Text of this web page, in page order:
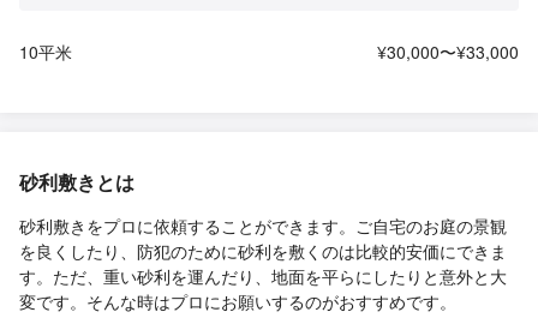
10平米 ¥30,000〜¥33,000
砂利敷きとは
砂利敷きをプロに依頼することができます。ご自宅のお庭の景観
を良くしたり、防犯のために砂利を敷くのは比較的安価にできま
す。ただ、重い砂利を運んだり、地面を平らにしたりと意外と大
変です。そんな時はプロにお願いするのがおすすめです。